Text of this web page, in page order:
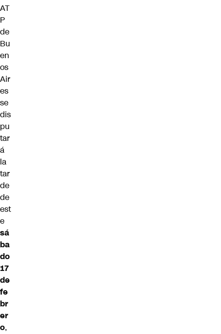
AT
P
de
Bu
en
os
Air
es
se
dis
pu
tar
á
la
tar
de
de
est
e
sá
ba
do
17
de
fe
br
er
o,